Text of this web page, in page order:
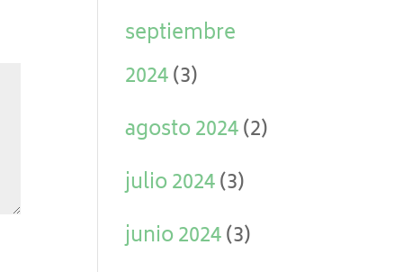
septiembre
2024(3)
agosto 2024(2)
julio 2024(3)
junio 2024(3)